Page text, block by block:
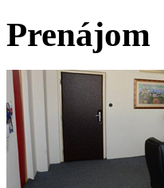
Prenájom